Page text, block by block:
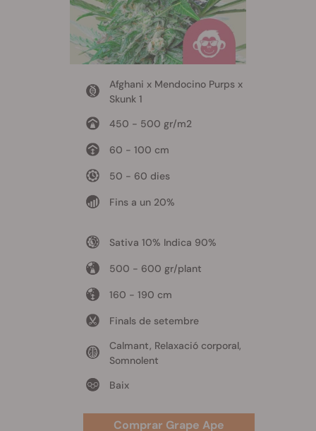
Afghani x Mendocino Purps x
Skunk 1
450 - 500 gr/m2
60 - 100 cm
50 - 60 dies
Fins a un 20%
Sativa 10% Indica 90%
500 - 600 gr/plant
160 - 190 cm
Finals de setembre
Calmant, Relaxació corporal,
Somnolent
Baix
Comprar Grape Ape